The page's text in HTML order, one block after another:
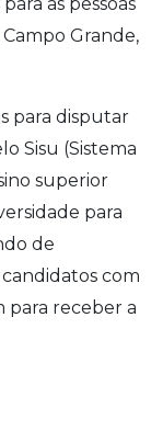
Grande,
para disputar
Sisu (Sistema
superior
para
de
com
para receber a